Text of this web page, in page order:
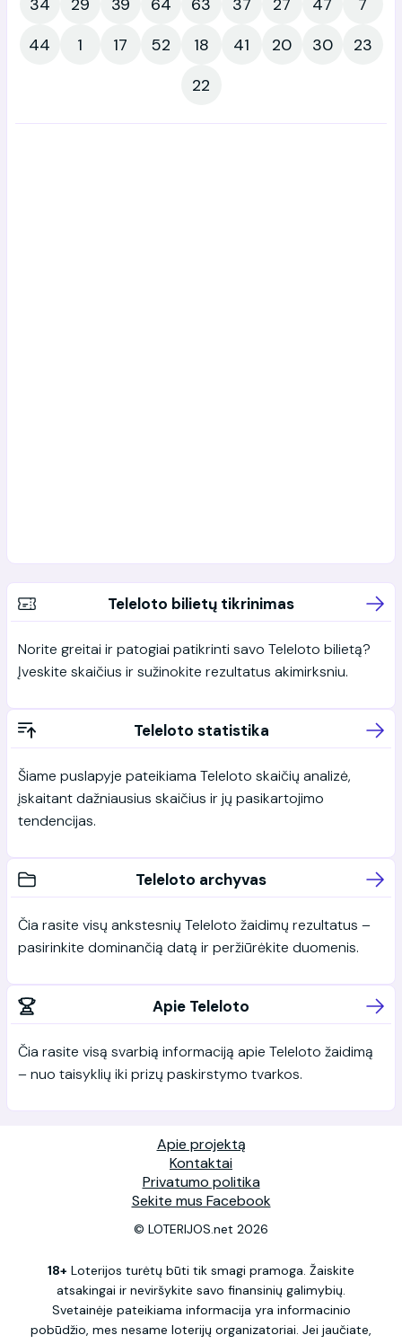
44
1 17 52 18 41 20 30
23
22
Teleloto bilietų tikrinimas
Norite greitai ir patogiai patikrinti savo Teleloto bilietą?
Įveskite skaičius ir sužinokite rezultatus akimirksniu.
Teleloto statistika
Šiame puslapyje pateikiama Teleloto skaičių analizė,
įskaitant dažniausius skaičius ir jų pasikartojimo
tendencijas.
Teleloto archyvas
Čia rasite visų ankstesnių Teleloto žaidimų rezultatus –
pasirinkite dominančią datą ir peržiūrėkite duomenis.
Apie Teleloto
Čia rasite visą svarbią informaciją apie Teleloto žaidimą
– nuo taisyklių iki prizų paskirstymo tvarkos.
Apie projektą
Kontaktai
Privatumo politika
Sekite mus Facebook
© LOTERIJOS.net 2026
18+ Loterijos turėtų būti tik smagi pramoga. Žaiskite
atsakingai ir neviršykite savo finansinių galimybių.
Svetainėje pateikiama informacija yra informacinio
pobūdžio, mes nesame loterijų organizatoriai. Jei jaučiate,